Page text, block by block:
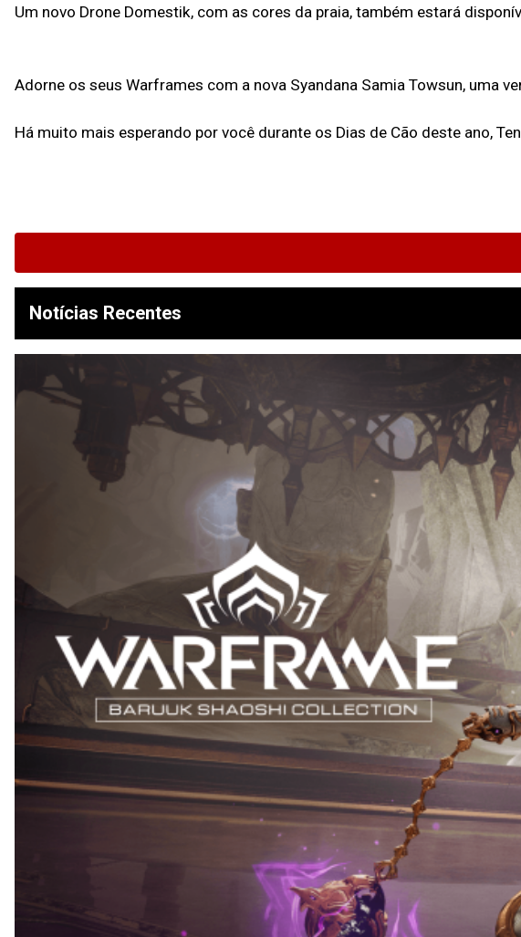
Um novo Drone Domestik, com as cores da praia, também estará
Adorne os seus Warframes com a nova Syandana Samia Towsun, uma
Há muito mais esperando por você durante os Dias de Cão deste ano,
Notícias Recentes